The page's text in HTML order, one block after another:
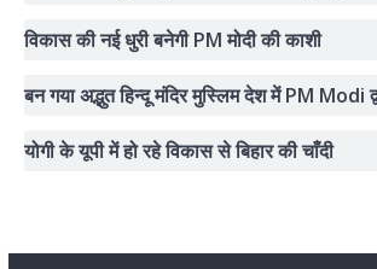
विकास की नई धुरी बनेगी PM मोदी की काशी
बन गया अद्भुत हिन्दू मंदिर मुस्लिम देश में PM Modi
योगी के यूपी में हो रहे विकास से बिहार की चाँदी